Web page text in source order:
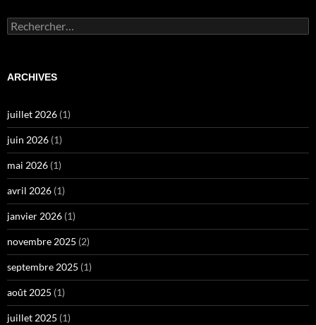
Rechercher :
ARCHIVES
juillet 2026 (1)
juin 2026 (1)
mai 2026 (1)
avril 2026 (1)
janvier 2026 (1)
novembre 2025 (2)
septembre 2025 (1)
août 2025 (1)
juillet 2025 (1)